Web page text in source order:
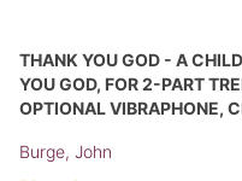
THANK YOU GOD - A
YOU GOD, FOR 2-PART
OPTIONAL VIBRAPHONE,
Burge, John